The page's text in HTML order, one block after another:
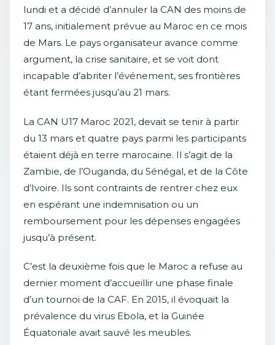
lundi et a décidé d’annuler la CAN des moins de
17 ans, initialement prévue au Maroc en ce mois
de Mars. Le pays organisateur avance comme
argument, la crise sanitaire, et se voit dont
incapable d’abriter l’événement, ses frontières
étant fermées jusqu’au 21 mars.
La CAN U17 Maroc 2021, devait se tenir à partir
du 13 mars et quatre pays parmi les participants
étaient déjà en terre marocaine. Il s’agit de la
Zambie, de l’Ouganda, du Sénégal, et de la Côte
d’Ivoire. Ils sont contraints de rentrer chez eux
en espérant une indemnisation ou un
remboursement pour les dépenses engagées
jusqu’à présent.
C’est la deuxième fois que le Maroc a refuse au
dernier moment d’accueillir une phase finale
d’un tournoi de la CAF. En 2015, il évoquait la
prévalence du virus Ebola, et la Guinée
Équatoriale avait sauvé les meubles.